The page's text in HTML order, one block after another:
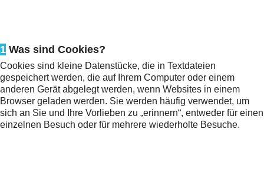
1 Was sind Cookies?
Cookies sind kleine Datenstücke, die in Textdateien
gespeichert werden, die auf Ihrem Computer oder einem
anderen Gerät abgelegt werden, wenn Websites in einem
Browser geladen werden. Sie werden häufig verwendet, um
sich an Sie und Ihre Vorlieben zu „erinnern“, entweder für einen
einzelnen Besuch oder für mehrere wiederholte Besuche.